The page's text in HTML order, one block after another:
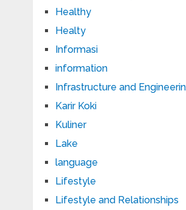
Healthy
Healty
Informasi
information
Infrastructure and
Karir Koki
Kuliner
Lake
language
Lifestyle
Lifestyle and Relationships